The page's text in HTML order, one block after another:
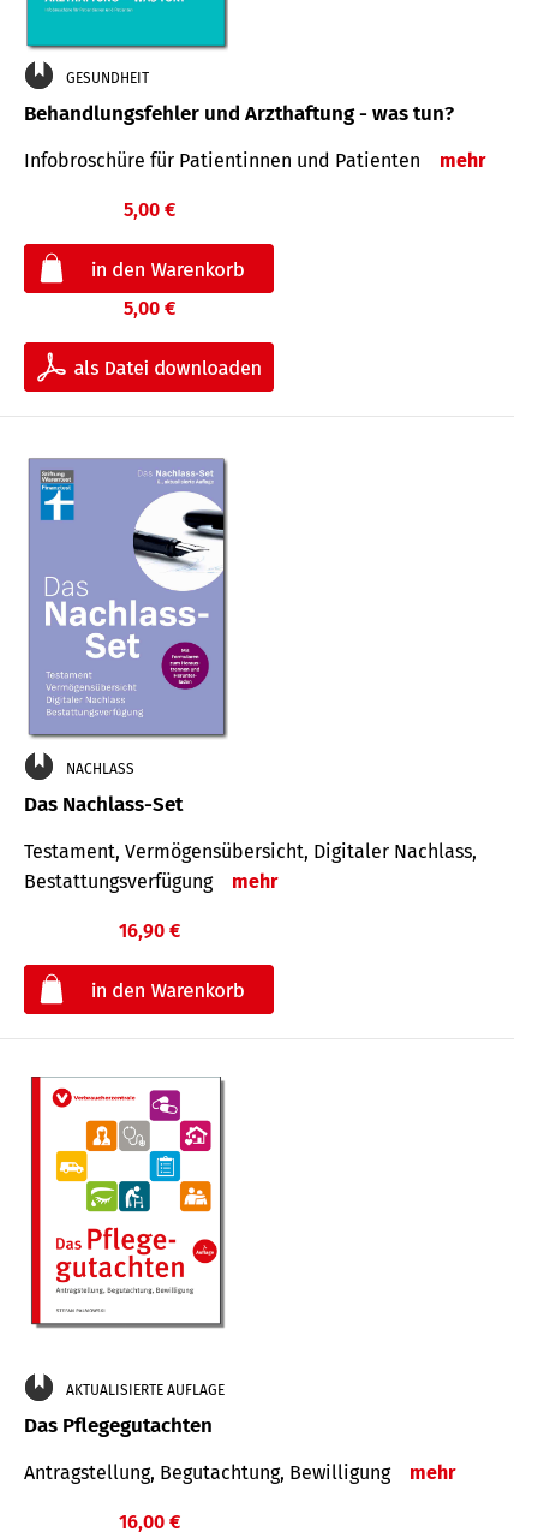
GESUNDHEIT
Behandlungsfehler und Arzthaftung - was tun?
Infobroschüre für Patientinnen und Patienten mehr
5,00 €
5,00 €
NACHLASS
Das Nachlass-Set
Testament, Vermögens­übersicht, Digitaler Nach­lass,
Bestat­tungs­ver­fügung
mehr
16,90 €
AKTUALISIERTE AUFLAGE
Das Pflegegutachten
Antragstellung, Begutachtung, Bewilligung mehr
16,00 €